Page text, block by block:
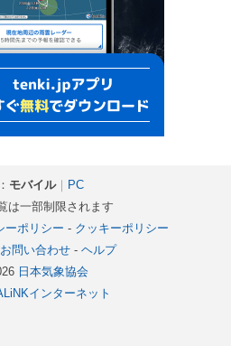
モバイル｜ PC
は一部制限されます
ーポリシー - クッキーポリシー
お問い合わせ- ヘルプ
日本気象協会
インターネット